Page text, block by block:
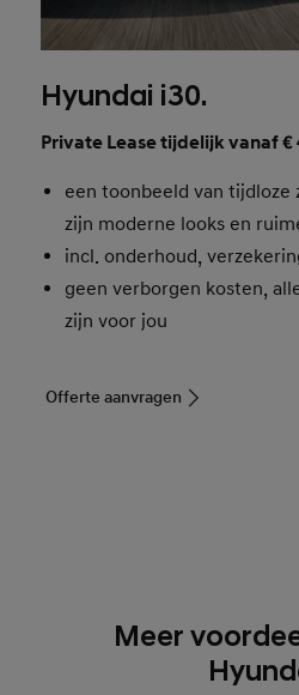
Hyundai i30.
Private Lease tijdelijk vanaf €
een toonbeeld van
zijn moderne looks en
incl. onderhoud,
geen verborgen kosten,
zijn voor jou
Offerte aanvragen
Meer